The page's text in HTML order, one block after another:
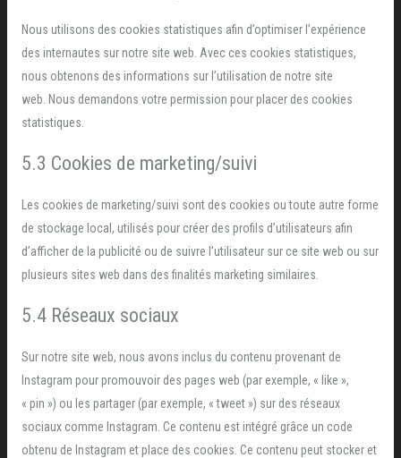
Nous utilisons des cookies statistiques afin d’optimiser l’expérience
des internautes sur notre site web. Avec ces cookies statistiques,
nous obtenons des informations sur l’utilisation de notre site
web. Nous demandons votre permission pour placer des cookies
statistiques.
5.3 Cookies de marketing/suivi
Les cookies de marketing/suivi sont des cookies ou toute autre forme
de stockage local, utilisés pour créer des profils d’utilisateurs afin
d’afficher de la publicité ou de suivre l’utilisateur sur ce site web ou sur
plusieurs sites web dans des finalités marketing similaires.
5.4 Réseaux sociaux
Sur notre site web, nous avons inclus du contenu provenant de
Instagram pour promouvoir des pages web (par exemple, « like »,
« pin ») ou les partager (par exemple, « tweet ») sur des réseaux
sociaux comme Instagram. Ce contenu est intégré grâce un code
obtenu de Instagram et place des cookies. Ce contenu peut stocker et